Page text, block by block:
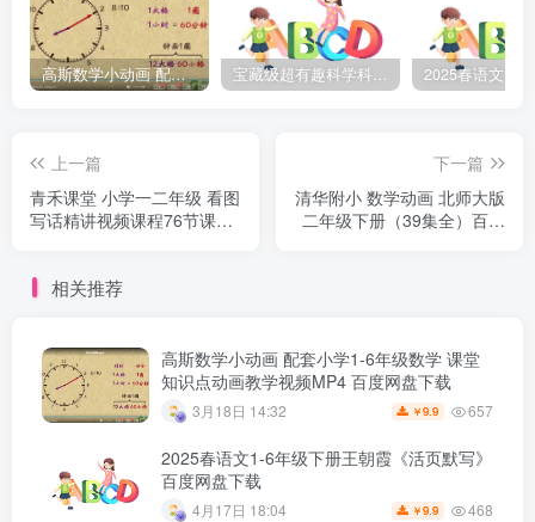
高斯数学小动画 配套小学1-6年级数学 课堂知识点动画教学视频MP4 百度网盘下载 宝藏级超有趣科学科普动画《土豆逗严肃科普》第二季 百度网盘下载
上一篇
青禾课堂 小学一二年级 看图
写话精讲视频课程76节课完
下一篇
清华附小 数学动画 北师大版
二年级下册（39集全）百度
相关推荐
高斯数学小动画 配套小学1-6年级数学 课堂
知识点动画教学视频MP4 百度网盘下载
3月18日 14:32 ￥9.9 657
2025春语文1-6年级下册王朝霞《活页默写》
百度网盘下载
4月17日 18:04 ￥9.9 468